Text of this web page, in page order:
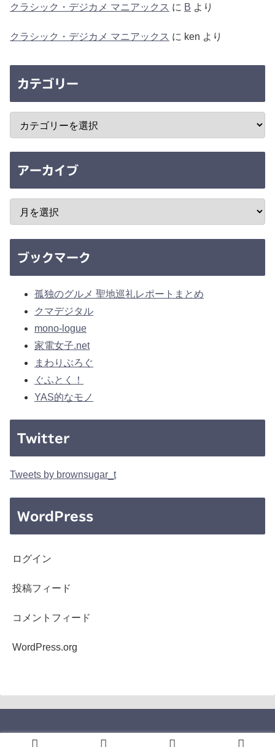
クラシック・デジカメ マニアックス に B より
クラシック・デジカメ マニアックス に ken より
カテゴリー
アーカイブ
ブックマーク
孤独のグルメ 聖地巡礼レポートまとめ
クマデジタル
mono-logue
家電女子.net
まわりぶろぐ
ぐふとく！
YAS的なモノ
Twitter
Tweets by brownsugar_t
WordPress
ログイン
投稿フィード
コメントフィード
WordPress.org